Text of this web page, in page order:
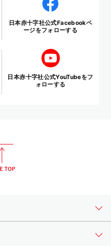
日本赤十字社公式Facebookペ
ージをフォローする
日本赤十字社公式YouTubeをフ
ォローする